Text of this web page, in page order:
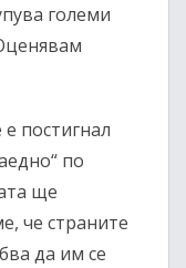
големи
постигнал
по
ще
че страните
да им се